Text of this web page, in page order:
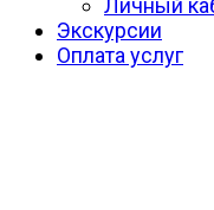
Личный
Экскурсии
Оплата услуг